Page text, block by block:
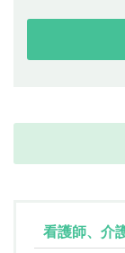
看護師、介